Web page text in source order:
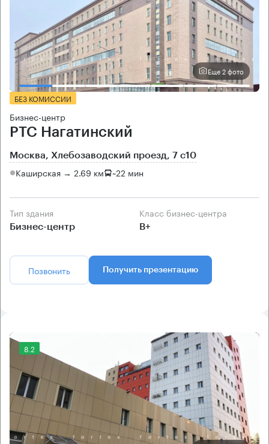
Еще 2 фото
БЕЗ КОМИССИИ
Бизнес-центр
РТС Нагатинский
Москва, Хлебозаводский проезд, 7 с10
Каширская → 2.69 км ~22 мин
Тип здания
Бизнес-центр
Класс бизнес-центра
B+
Позвонить Получить презентацию
8.2